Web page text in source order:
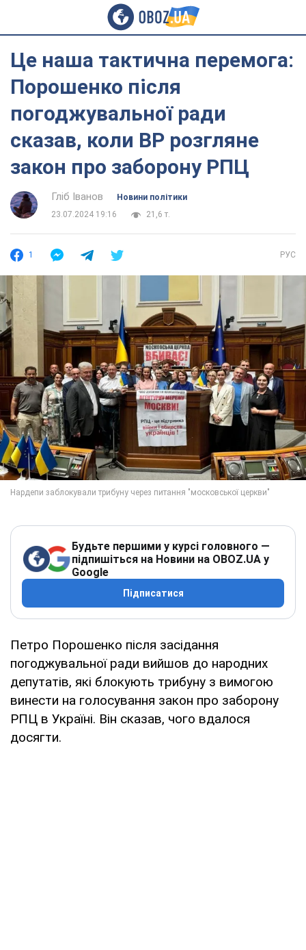
Це наша тактична перемога:
Порошенко після
погоджувальної ради
сказав, коли ВР розгляне
закон про заборону РПЦ
Гліб Іванов
Новини політики
23.07.2024 19:16
21,6 т.
1 РУС
Будьте першими у курсі головного —
підпишіться на Новини на OBOZ.UA у
Google
Підписатися
Петро Порошенко після засідання
погоджувальної ради вийшов до народних
депутатів, які блокують трибуну з вимогою
винести на голосування закон про заборону
РПЦ в Україні. Він сказав, чого вдалося
досягти.